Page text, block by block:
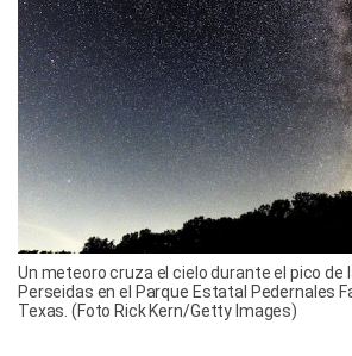
Un meteoro cruza el cielo durante el pico de
Perseidas en el Parque Estatal Pedernales
Texas. (Foto Rick Kern/Getty Images)